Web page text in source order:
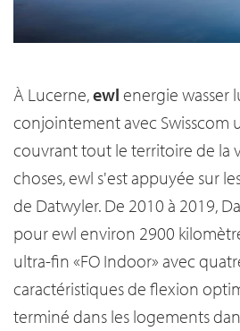
À Lucerne,ewl energie wasser
conjointement avec Swisscom
couvrant tout le territoire de la
choses, ewl s'est appuyée sur
de Datwyler. De 2010 à 2019,
pour ewl environ 2900
ultra-fin «FO Indoor» avec
caractéristiques de flexion
terminé dans les logements